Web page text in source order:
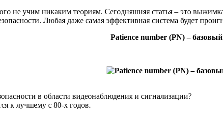
не учим никаким теориям. Сегодняшняя статья – это
Любая даже самая эффективная система будет
Patience number (PN) – базовый
в области видеонаблюдения и сигнализации?
к лучшему с 80-х годов.